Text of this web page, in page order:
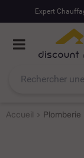
Expert
Accueil Plomberie